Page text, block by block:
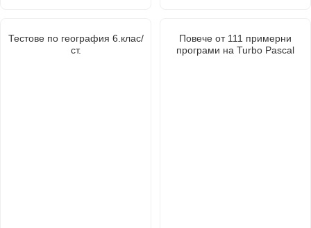
Тестове по география 6.клас/
ст.
Повече от 111 примерни
програми на Turbo Pascal